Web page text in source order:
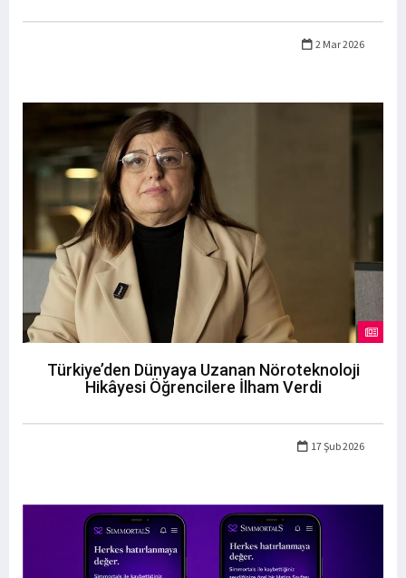
2 Mar 2026
Türkiye’den Dünyaya Uzanan Nöroteknoloji
Hikâyesi Öğrencilere İlham Verdi
17 Şub 2026